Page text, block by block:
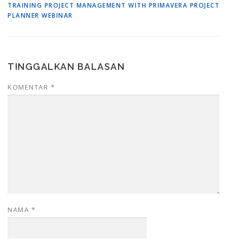
TRAINING PROJECT MANAGEMENT WITH PRIMAVERA PROJECT
PLANNER WEBINAR
TINGGALKAN BALASAN
KOMENTAR *
NAMA *